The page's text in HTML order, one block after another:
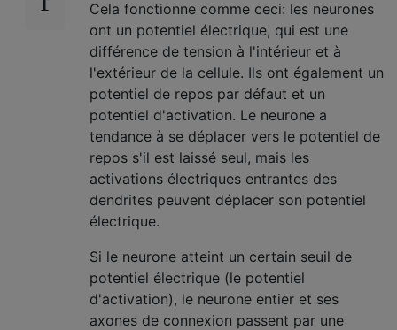
Cela fonctionne comme ceci: les neurones
ont un potentiel électrique, qui est une
différence de tension à l'intérieur et à
l'extérieur de la cellule. Ils ont également un
potentiel de repos par défaut et un
potentiel d'activation. Le neurone a
tendance à se déplacer vers le potentiel de
repos s'il est laissé seul, mais les
activations électriques entrantes des
dendrites peuvent déplacer son potentiel
électrique.
Si le neurone atteint un certain seuil de
potentiel électrique (le potentiel
d'activation), le neurone entier et ses
axones de connexion passent par une